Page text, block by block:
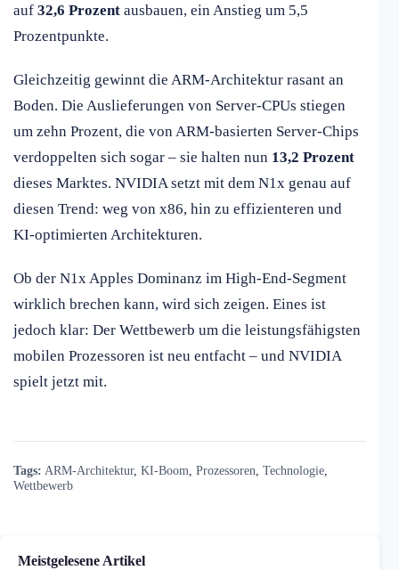
auf 32,6 Prozent ausbauen, ein Anstieg um 5,5
Prozentpunkte.
Gleichzeitig gewinnt die ARM-Architektur rasant an
Boden. Die Auslieferungen von Server-CPUs stiegen
um zehn Prozent, die von ARM-basierten Server-Chips
verdoppelten sich sogar – sie halten nun 13,2 Prozent
dieses Marktes. NVIDIA setzt mit dem N1x genau auf
diesen Trend: weg von x86, hin zu effizienteren und
KI-optimierten Architekturen.
Ob der N1x Apples Dominanz im High-End-Segment
wirklich brechen kann, wird sich zeigen. Eines ist
jedoch klar: Der Wettbewerb um die leistungsfähigsten
mobilen Prozessoren ist neu entfacht – und NVIDIA
spielt jetzt mit.
Tags: ARM-Architektur, KI-Boom Prozessoren Technologie
Wettbewerb
Meistgelesene Artikel